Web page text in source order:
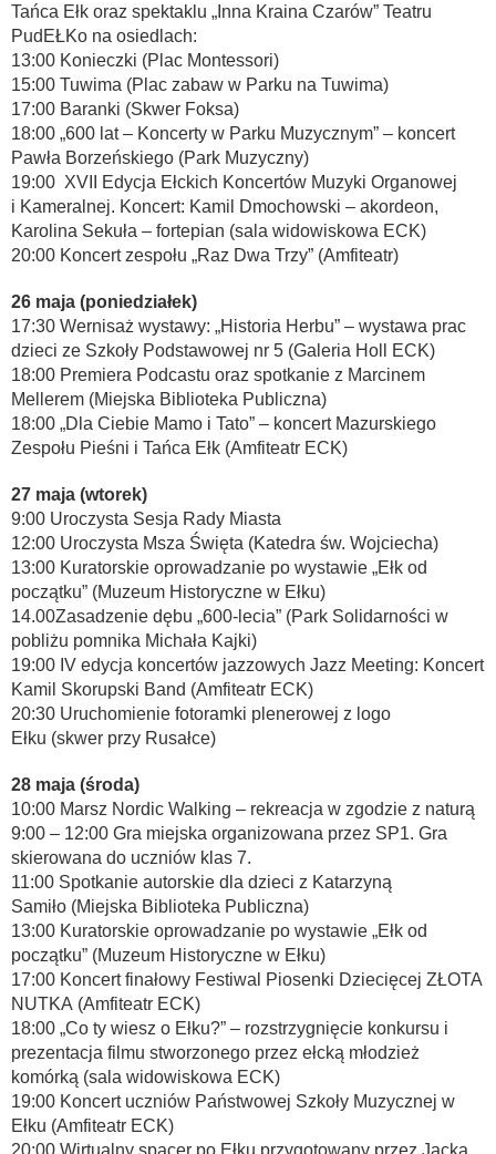
Tańca Ełk oraz spektaklu „Inna Kraina Czarów” Teatru
PudEŁKo na osiedlach:
13:00 Konieczki (Plac Montessori)
15:00 Tuwima (Plac zabaw w Parku na Tuwima)
17:00 Baranki (Skwer Foksa)
18:00 „600 lat – Koncerty w Parku Muzycznym” – koncert
Pawła Borzeńskiego (Park Muzyczny)
19:00 XVII Edycja Ełckich Koncertów Muzyki Organowej
i Kameralnej. Koncert: Kamil Dmochowski – akordeon,
Karolina Sekuła – fortepian (sala widowiskowa ECK)
20:00 Koncert zespołu „Raz Dwa Trzy” (Amfiteatr)
26 maja (poniedziałek)
17:30 Wernisaż wystawy: „Historia Herbu” – wystawa prac
dzieci ze Szkoły Podstawowej nr 5 (Galeria Holl ECK)
18:00 Premiera Podcastu oraz spotkanie z Marcinem
Mellerem (Miejska Biblioteka Publiczna)
18:00 „Dla Ciebie Mamo i Tato” – koncert Mazurskiego
Zespołu Pieśni i Tańca Ełk (Amfiteatr ECK)
27 maja (wtorek)
9:00 Uroczysta Sesja Rady Miasta
12:00 Uroczysta Msza Święta (Katedra św. Wojciecha)
13:00 Kuratorskie oprowadzanie po wystawie „Ełk od
początku” (Muzeum Historyczne w Ełku)
14.00Zasadzenie dębu „600-lecia” (Park Solidarności w
pobliżu pomnika Michała Kajki)
19:00 IV edycja koncertów jazzowych Jazz Meeting: Koncert
Kamil Skorupski Band (Amfiteatr ECK)
20:30 Uruchomienie fotoramki plenerowej z logo
Ełku (skwer przy Rusałce)
28 maja (środa)
10:00 Marsz Nordic Walking – rekreacja w zgodzie z naturą
9:00 – 12:00 Gra miejska organizowana przez SP1. Gra
skierowana do uczniów klas 7.
11:00 Spotkanie autorskie dla dzieci z Katarzyną
Samiło (Miejska Biblioteka Publiczna)
13:00 Kuratorskie oprowadzanie po wystawie „Ełk od
początku” (Muzeum Historyczne w Ełku)
17:00 Koncert finałowy Festiwal Piosenki Dziecięcej ZŁOTA
NUTKA (Amfiteatr ECK)
18:00 „Co ty wiesz o Ełku?” – rozstrzygnięcie konkursu i
prezentacja filmu stworzonego przez ełcką młodzież
komórką (sala widowiskowa ECK)
19:00 Koncert uczniów Państwowej Szkoły Muzycznej w
Ełku (Amfiteatr ECK)
20:00 Wirtualny spacer po Ełku przygotowany przez Jacka